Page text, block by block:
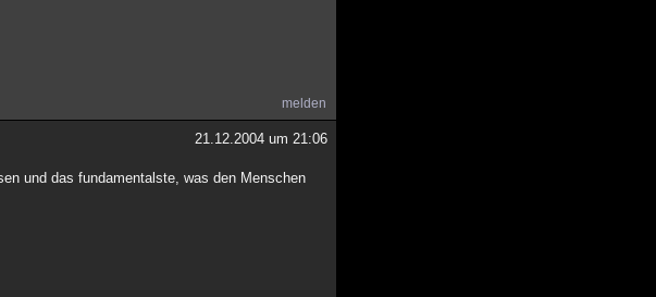
melden
21.12.2004 um 21:06
und das fundamentalste, was den Menschen